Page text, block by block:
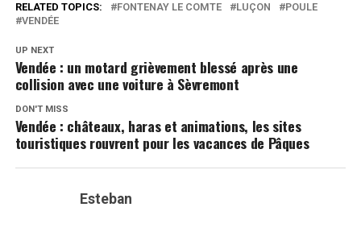
RELATED TOPICS: FONTENAY LE COMTE LUÇON
POULE
VENDÉE
UP NEXT
Vendée : un motard grièvement blessé après une
collision avec une voiture à Sèvremont
DON'T MISS
Vendée : châteaux, haras et animations, les sites
touristiques rouvrent pour les vacances de Pâques
Esteban